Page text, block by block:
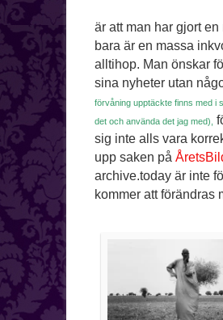
är att man har gjort
bara är en massa
alltihop. Man önskar
sina nyheter utan
förvåning upptäckte finns med i
det och använda det jag med),
sig inte alls vara
upp saken på
archive.today är inte
kommer att förändras